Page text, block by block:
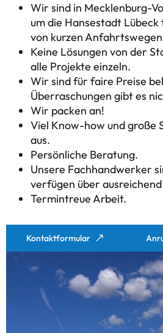
Wir sind in Mecklenburg-
um die Hansestadt
von kurzen
Keine Lösungen von der
alle Projekte einzeln.
Wir sind für faire Preise
Überraschungen gibt es
Wir packen an!
Viel Know-how und große
aus.
Persönliche Beratung.
Unsere Fachhandwerker
verfügen über
Termintreue Arbeit.
Kontaktformular